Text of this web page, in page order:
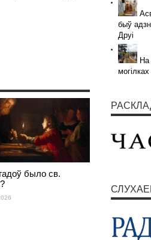
было св.
быў
Друі
На
могілках